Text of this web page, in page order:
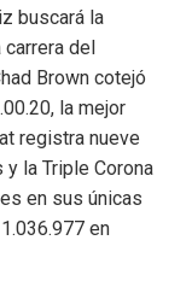
buscará la
del
Brown cotejó
la mejor
registra nueve
la Triple Corona
en sus únicas
en